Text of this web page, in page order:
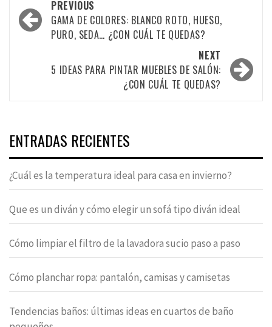
navigation
PREVIOUS
GAMA DE COLORES: BLANCO ROTO, HUESO,
PURO, SEDA… ¿CON CUÁL TE QUEDAS?
NEXT
5 IDEAS PARA PINTAR MUEBLES DE SALÓN:
¿CON CUÁL TE QUEDAS?
ENTRADAS RECIENTES
¿Cuál es la temperatura ideal para casa en invierno?
Que es un diván y cómo elegir un sofá tipo diván ideal
Cómo limpiar el filtro de la lavadora sucio paso a paso
Cómo planchar ropa: pantalón, camisas y camisetas
Tendencias baños: últimas ideas en cuartos de baño